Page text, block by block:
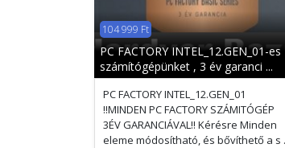
104 999 Ft
PC FACTORY INTEL_12.GEN_01-es
számítógépünket , 3 év garanci ...
PC FACTORY INTEL_12.GEN_01
!!MINDEN PC FACTORY SZÁMITÓGÉP
3ÉV GARANCIÁVAL!! Kérésre Minden
eleme módosítható, és bővíthető a s